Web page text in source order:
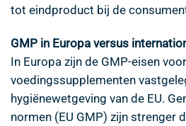
tot eindproduct bij de
GMP in Europa versus
In Europa zijn de GMP-eisen voor
voedingssupplementen
hygiënewetgeving van de EU.
normen (EU GMP) zijn strenger